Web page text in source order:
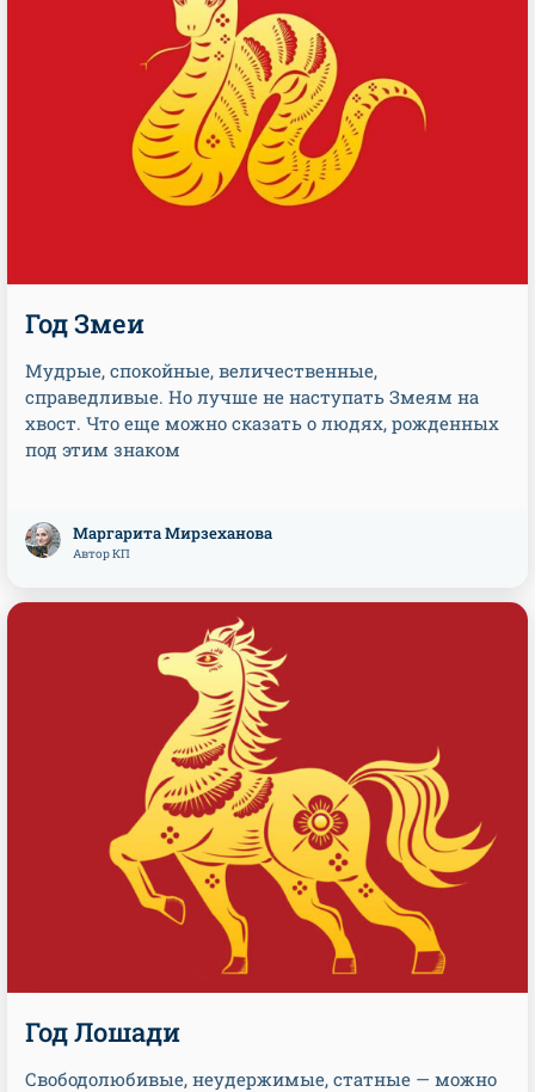
Год Змеи
Мудрые, спокойные, величественные,
справедливые. Но лучше не наступать Змеям на
хвост. Что еще можно сказать о людях, рожденных
под этим знаком
Маргарита Мирзеханова
Автор КП
Год Лошади
Свободолюбивые, неудержимые, статные — можно